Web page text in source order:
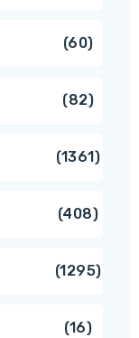
6060
8282
13611361
408408
12951295
1616